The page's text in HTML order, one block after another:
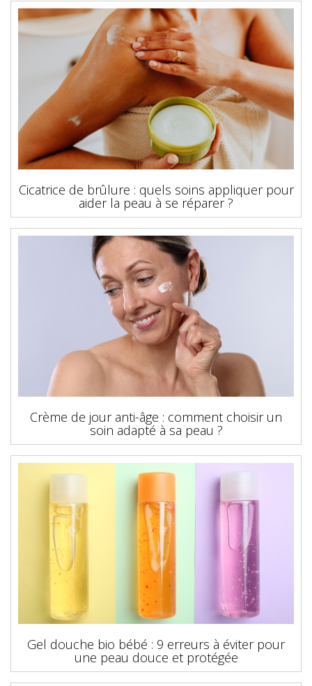
Cicatrice de brûlure : quels soins appliquer pour
aider la peau à se réparer ?
Crème de jour anti-âge : comment choisir un
soin adapté à sa peau ?
Gel douche bio bébé : 9 erreurs à éviter pour
une peau douce et protégée